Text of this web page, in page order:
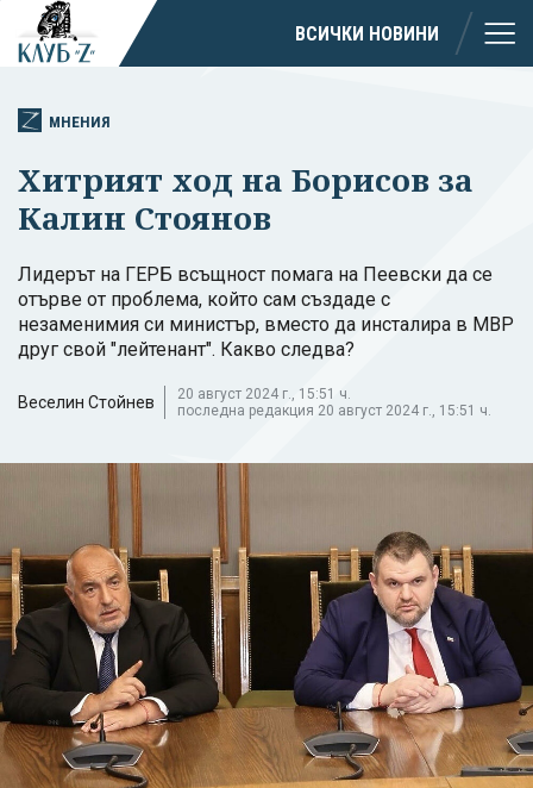
ВСИЧКИ НОВИНИ
МНЕНИЯ
Хитрият ход на Борисов за
Калин Стоянов
Лидерът на ГЕРБ всъщност помага на Пеевски да се
отърве от проблема, който сам създаде с
незаменимия си министър, вместо да инсталира в МВР
друг свой "лейтенант". Какво следва?
Веселин Стойнев
20 август 2024 г., 15:51 ч.
последна редакция 20 август 2024 г., 15:51 ч.